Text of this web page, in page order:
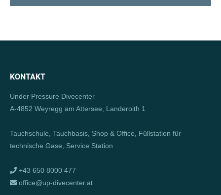
KONTAKT
Under Pressure Divecenter
A-4852 Weyregg am Attersee, Landeroith 1
Tauchschule, Tauchbasis, Shop & Office, Füllstation für
technische Gase, Service Station
+43 650 8000 477
office@up-divecenter.at